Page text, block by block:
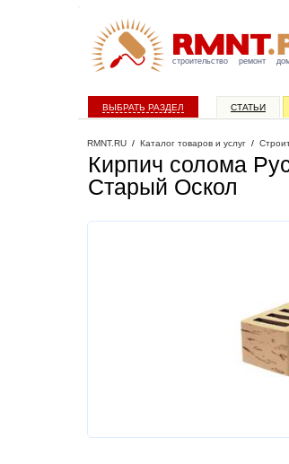
строительство ремонт
ВЫБРАТЬ РАЗДЕЛ СТАТЬИ
RMNT.RU / Каталог товаров и услуг /
Кирпич солома
Старый Оскол